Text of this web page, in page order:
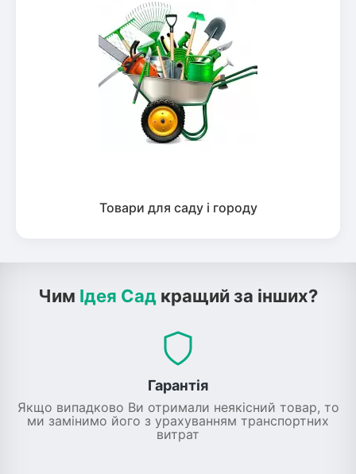
Товари для саду і городу
Чим Ідея Сад кращий за інших?
Гарантія
Якщо випадково Ви отримали неякісний товар, то
ми замінимо його з урахуванням транспортних
витрат